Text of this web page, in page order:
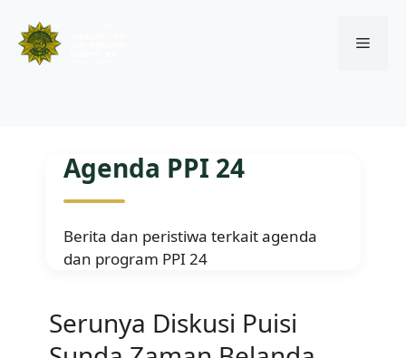
Menu
Agenda PPI 24
Berita dan peristiwa terkait agenda
dan program PPI 24
Serunya Diskusi Puisi